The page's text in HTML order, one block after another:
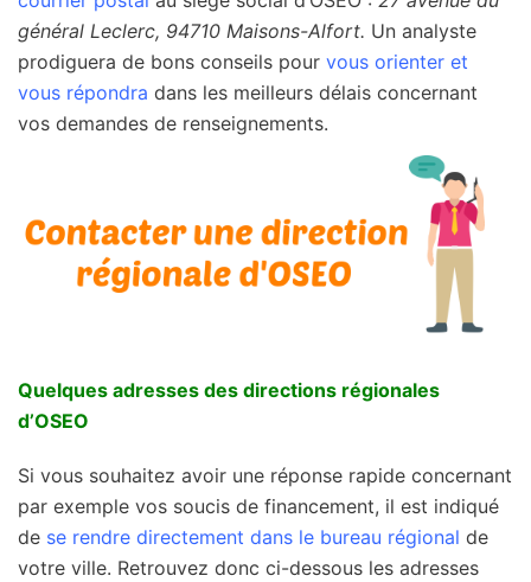
général Leclerc, 94710 Maisons-Alfort. Un analyste
prodiguera de bons conseils pour vous orienter et
vous répondra dans les meilleurs délais concernant
vos demandes de renseignements.
Quelques adresses des directions régionales
d’OSEO
Si vous souhaitez avoir une réponse rapide concernant
par exemple vos soucis de financement, il est indiqué
de se rendre directement dans le bureau régional de
votre ville. Retrouvez donc ci-dessous les adresses